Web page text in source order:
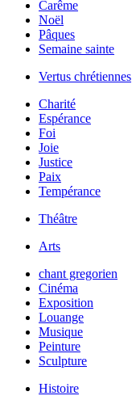
Carême
Noël
Pâques
Semaine sainte
Vertus chrétiennes
Charité
Espérance
Foi
Joie
Justice
Paix
Tempérance
Théâtre
Arts
chant gregorien
Cinéma
Exposition
Louange
Musique
Peinture
Sculpture
Histoire